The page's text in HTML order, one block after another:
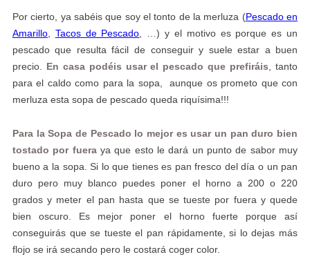
Por cierto, ya sabéis que soy el tonto de la merluza (Pescado en
Amarillo, Tacos de Pescado , …) y el motivo es porque es un
pescado que resulta fácil de conseguir y suele estar a buen
precio. En casa podéis usar el pescado que prefiráis , tanto
para el caldo como para la sopa, aunque os prometo que con
merluza esta sopa de pescado queda riquísima!!!
Para la Sopa de Pescado lo mejor es usar un pan duro bien
tostado por fueraya que esto le dará un punto de sabor muy
bueno a la sopa. Si lo que tienes es pan fresco del día o un pan
duro pero muy blanco puedes poner el horno a 200 o 220
grados y meter el pan hasta que se tueste por fuera y quede
bien oscuro. Es mejor poner el horno fuerte porque así
conseguirás que se tueste el pan rápidamente, si lo dejas más
flojo se irá secando pero le costará coger color.